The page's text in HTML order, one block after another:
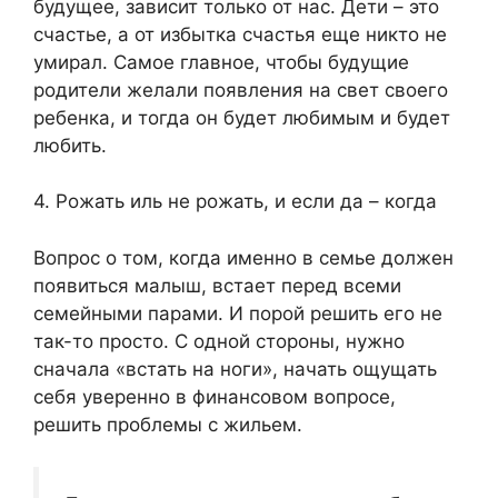
будущее, зависит только от нас. Дети – это
счастье, а от избытка счастья еще никто не
умирал. Самое главное, чтобы будущие
родители желали появления на свет своего
ребенка, и тогда он будет любимым и будет
любить.
4. Рожать иль не рожать, и если да – когда
Вопрос о том, когда именно в семье должен
появиться малыш, встает перед всеми
семейными парами. И порой решить его не
так-то просто. С одной стороны, нужно
сначала «встать на ноги», начать ощущать
себя уверенно в финансовом вопросе,
решить проблемы с жильем.